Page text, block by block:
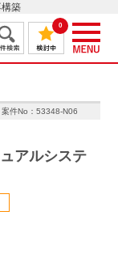
構築
0
案件No：53348-N06
アルシステ